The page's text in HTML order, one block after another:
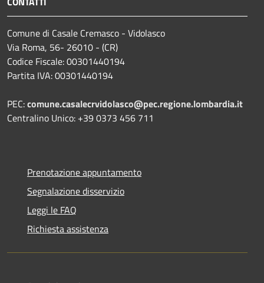
Comune di Casale Cremasco - Vidolasco
Via Roma, 56- 26010 - (CR)
Codice Fiscale: 00301440194
Partita IVA: 00301440194
PEC:comune.casalecrvidolasco@pec.regione.lombardia.it
Centralino Unico: +39 0373 456 711
Prenotazione appuntamento
Segnalazione disservizio
Leggi le FAQ
Richiesta assistenza